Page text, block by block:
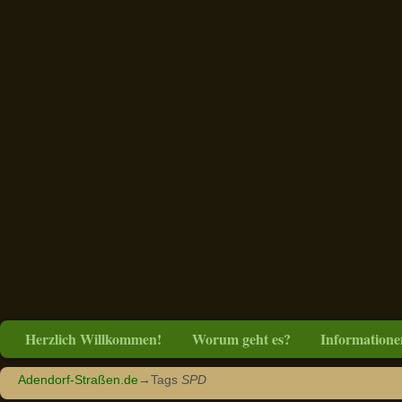
Herzlich Willkommen! Worum geht es?
Adendorf-Straßen.de→Tags SPD